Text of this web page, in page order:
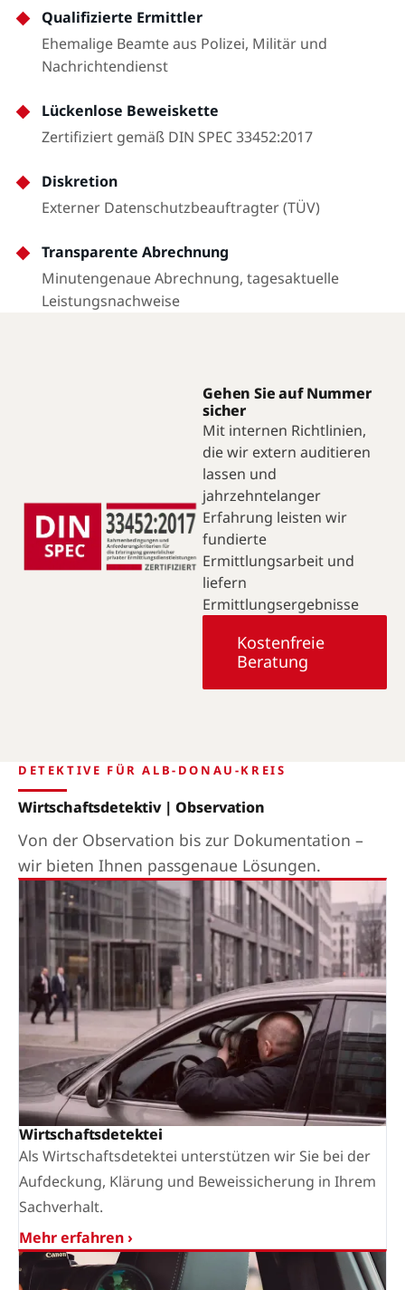
Qualifizierte Ermittler
Ehemalige Beamte aus Polizei, Militär und
Nachrichtendienst
Lückenlose Beweiskette
Zertifiziert gemäß DIN SPEC 33452:2017
Diskretion
Externer Datenschutzbeauftragter (TÜV)
Transparente Abrechnung
Minutengenaue Abrechnung, tagesaktuelle
Leistungsnachweise
Gehen Sie auf Nummer
sicher
Mit internen Richtlinien,
die wir extern auditieren
lassen und
jahrzehntelanger
Erfahrung leisten wir
fundierte
Ermittlungsarbeit und
liefern
Ermittlungsergebnisse
Kostenfreie
Beratung
DETEKTIVE FÜR ALB-DONAU-KREIS
Wirtschaftsdetektiv | Observation
Von der Observation bis zur Dokumentation –
wir bieten Ihnen passgenaue Lösungen.
Wirtschaftsdetektei
Als Wirtschaftsdetektei unterstützen wir Sie bei der
Aufdeckung, Klärung und Beweissicherung in Ihrem
Sachverhalt.
Mehr erfahren ›